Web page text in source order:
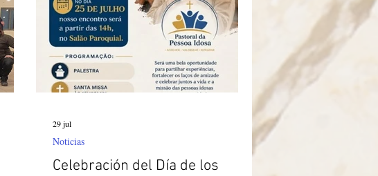
Provincia Brasil
Celebración del Día de los
Noticias
29 jul